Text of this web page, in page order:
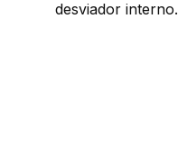
desviador interno.